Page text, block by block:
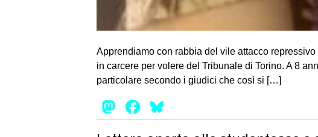
Apprendiamo con rabbia del vile attacco
in carcere per volere del Tribunale di Torino. A 8
particolare secondo i giudici che così si […]
Mastodon
Facebook